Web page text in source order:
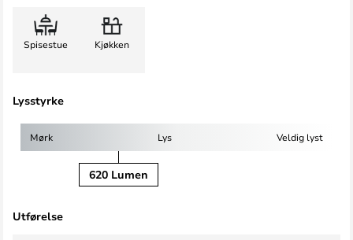
Spisestue Kjøkken
Lysstyrke
Mørk Lys Veldig lyst
620 Lumen
Utførelse